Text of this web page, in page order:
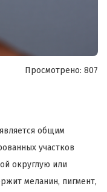
Просмотрено: 807
общим
участков
округлую или
меланин, пигмент,